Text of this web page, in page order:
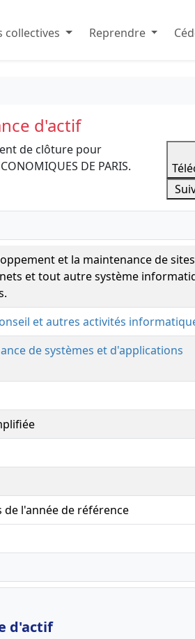
collectives Reprendre
d'actif
de clôture pour
DE PARIS.
et la maintenance de sites
et tout autre système
et autres activités
de systèmes et d'applications
de l'année de référence
d'actif